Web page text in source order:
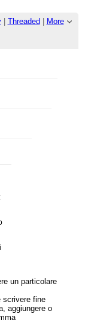
dovrebbe
un
| Threaded
More
sembra ormai
errore
un particolare
scrivere fine
aggiungere o